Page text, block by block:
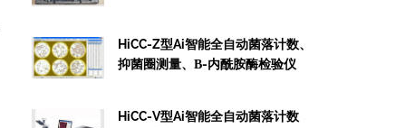
HiCC-Z型Ai智能全自动菌落计数、
抑菌圈测量、β-内酰胺酶检验仪
HiCC-V型Ai智能全自动菌落计数